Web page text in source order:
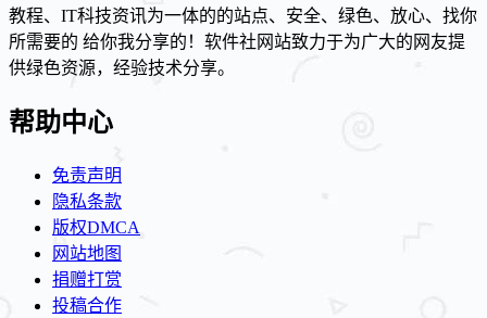
教程、IT科技资讯为一体的的站点、安全、绿色、放心、找你
所需要的 给你我分享的！软件社网站致力于为广大的网友提
供绿色资源，经验技术分享。
帮助中心
免责声明
隐私条款
版权DMCA
网站地图
捐赠打赏
投稿合作